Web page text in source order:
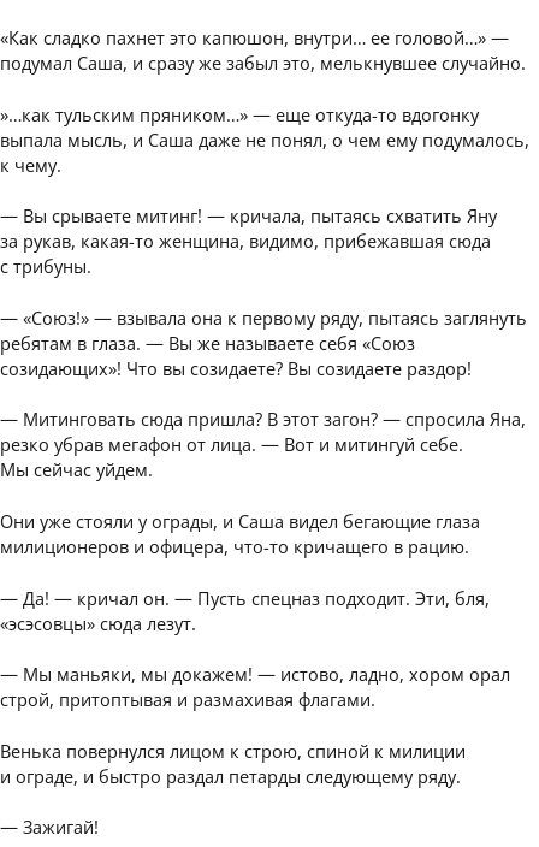
«Как сладко пахнет это капюшон, внутри… ее головой…» —
подумал Саша, и сразу же забыл это, мелькнувшее случайно.
»…как тульским пряником…» — еще откуда-то вдогонку
выпала мысль, и Саша даже не понял, о чем ему подумалось,
к чему.
— Вы срываете митинг! — кричала, пытаясь схватить Яну
за рукав, какая-то женщина, видимо, прибежавшая сюда
с трибуны.
— «Союз!» — взывала она к первому ряду, пытаясь заглянуть
ребятам в глаза. — Вы же называете себя «Союз
созидающих»! Что вы созидаете? Вы созидаете раздор!
— Митинговать сюда пришла? В этот загон? — спросила Яна,
резко убрав мегафон от лица. — Вот и митингуй себе.
Мы сейчас уйдем.
Они уже стояли у ограды, и Саша видел бегающие глаза
милиционеров и офицера, что-то кричащего в рацию.
— Да! — кричал он. — Пусть спецназ подходит. Эти, бля,
«эсэсовцы» сюда лезут.
— Мы маньяки, мы докажем! — истово, ладно, хором орал
строй, притоптывая и размахивая флагами.
Венька повернулся лицом к строю, спиной к милиции
и ограде, и быстро раздал петарды следующему ряду.
— Зажигай!